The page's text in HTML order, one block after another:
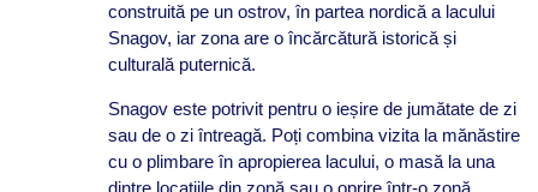
construită pe un ostrov, în partea nordică a lacului
Snagov, iar zona are o încărcătură istorică și
culturală puternică.
Snagov este potrivit pentru o ieșire de jumătate de zi
sau de o zi întreagă. Poți combina vizita la mănăstire
cu o plimbare în apropierea lacului, o masă la una
dintre locațiile din zonă sau o oprire într-o zonă